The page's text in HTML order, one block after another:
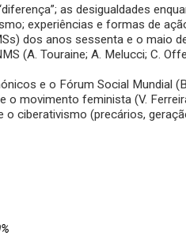
as desigualdades
experiências e formas de
dos anos sessenta e o maio
(A. Touraine; A. Melucci; C.
e o Fórum Social Mundial
o movimento feminista (V.
ciberativismo (precários,